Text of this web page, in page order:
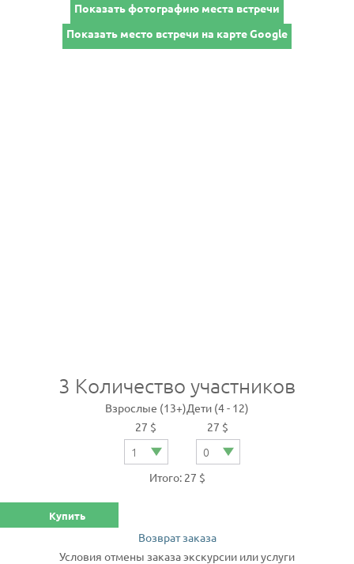
Показать фотографию места встречи
Показать место встречи на карте Google
3 Количество участников
Взрослые (13+)
27 $
Дети (4 - 12)
27 $
Итого: 27 $
Купить
Возврат заказа
Условия отмены заказа экскурсии или услуги